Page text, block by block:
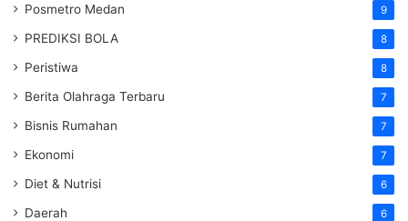
Posmetro Medan 9
PREDIKSI BOLA 8
Peristiwa 8
Berita Olahraga Terbaru 7
Bisnis Rumahan 7
Ekonomi 7
Diet & Nutrisi 6
Daerah 6